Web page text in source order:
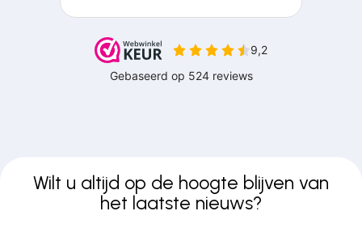
Wilt u altijd op de hoogte blijven van
het laatste nieuws?